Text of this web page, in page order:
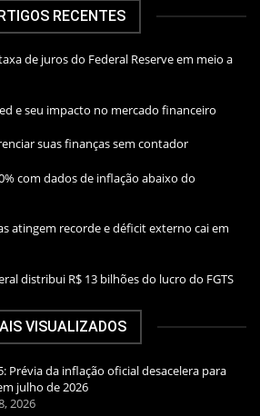
RECENTES
de juros do Federal Reserve em meio a
e seu impacto no mercado financeiro
suas finanças sem contador
com dados de inflação abaixo do
atingem recorde e déficit externo cai em
distribui R$ 13 bilhões do lucro do FGTS
VISUALIZADOS
Prévia da inflação oficial desacelera para
julho de 2026
2026